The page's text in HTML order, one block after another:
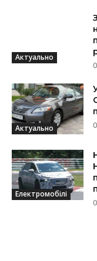
Актуально
Актуально
Електромобілі